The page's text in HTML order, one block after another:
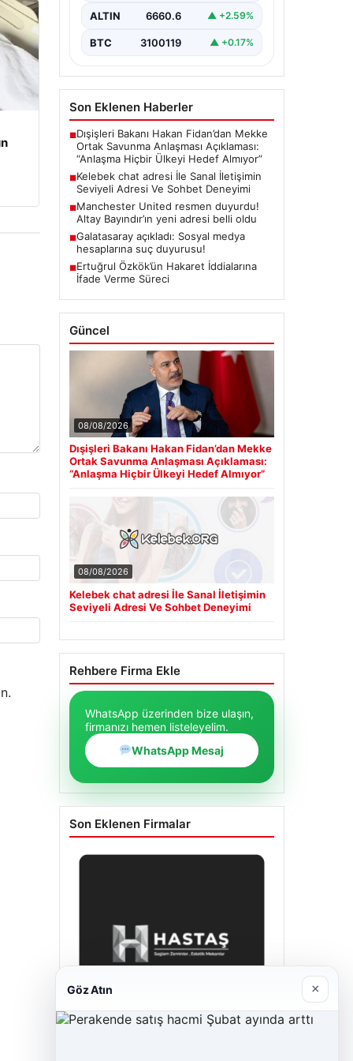
Günümüzde birçok…
ALTIN 6660.6 ▲ +2.59%
BTC 3100119 ▲ +0.17%
Son Eklenen Haberler
■Dışişleri Bakanı Hakan Fidan’dan Mekke
Ortak Savunma Anlaşması Açıklaması:
“Anlaşma Hiçbir Ülkeyi Hedef Almıyor”
■Kelebek chat adresi İle Sanal İletişimin
Seviyeli Adresi Ve Sohbet Deneyimi
■Manchester United resmen duyurdu!
Altay Bayındır’ın yeni adresi belli oldu
■Galatasaray açıkladı: Sosyal medya
hesaplarına suç duyurusu!
■Ertuğrul Özkök’ün Hakaret İddialarına
İfade Verme Süreci
Güncel
08/08/2026
Dışişleri Bakanı Hakan Fidan’dan Mekke
Ortak Savunma Anlaşması Açıklaması:
“Anlaşma Hiçbir Ülkeyi Hedef Almıyor”
08/08/2026
Kelebek chat adresi İle Sanal İletişimin
Seviyeli Adresi Ve Sohbet Deneyimi
Rehbere Firma Ekle
WhatsApp üzerinden bize ulaşın,
firmanızı hemen listeleyelim.
WhatsApp Mesaj
Son Eklenen Firmalar
Göz Atın ×